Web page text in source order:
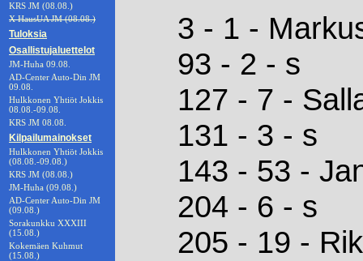
KRS JM (08.08.)
X HausUA JM (08.08.)
Tuloksia
Osallistujaluettelot
JM-Huha 09.08.
AD-Center Auto-Din JM
09.08.
Hulkkonen Yhtiöt Jokkis
08.08.-09.08.
KRS JM 08.08.
Kilpailumainokset
Hulkkonen Yhtiöt Jokkis
(08.08.-09.08.)
KRS JM (08.08.)
JM-Huha (09.08.)
AD-Center Auto-Din JM
(09.08.)
Sorakunkku XXXIII
(15.08.)
Kokemäen Kuhmut
(15.08.)
3 - 1 -
93 - 2 - s
127 - 7 -
131 - 3 - s
143 - 53 -
204 - 6 - s
205 - 19 -